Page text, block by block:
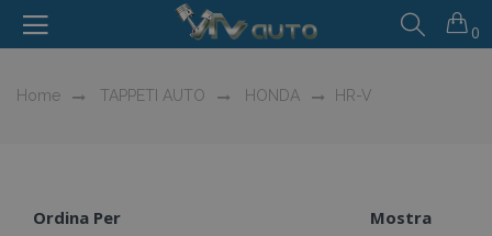
0
Home TAPPETI AUTO HONDA HR-V
Ordina Per Mostra